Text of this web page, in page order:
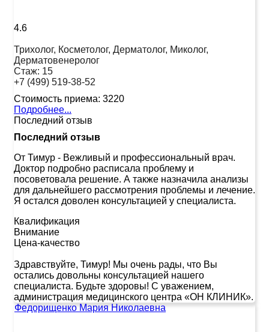
4.6
Трихолог, Косметолог, Дерматолог, Миколог,
Дерматовенеролог
Стаж: 15
+7 (499) 519-38-52
Стоимость приема: 3220
Подробнее...
Последний отзыв
Последний отзыв
От Тимур - Вежливый и профессиональный врач.
Доктор подробно расписала проблему и
посоветовала решение. А также назначила анализы
для дальнейшего рассмотрения проблемы и лечение.
Я остался доволен консультацией у специалиста.
Квалификация
Внимание
Цена-качество
Здравствуйте, Тимур! Мы очень рады, что Вы
остались довольны консультацией нашего
специалиста. Будьте здоровы! С уважением,
администрация медицинского центра «ОН КЛИНИК».
Федорищенко Мария Николаевна